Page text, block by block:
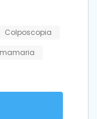
Colposcopia